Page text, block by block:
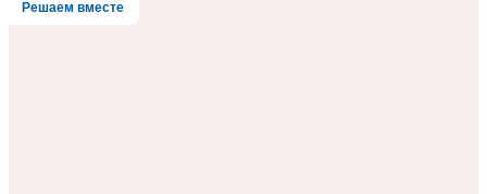
Решаем вместе